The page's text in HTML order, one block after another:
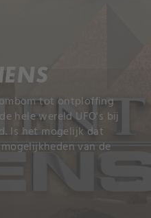
tot ontploffing
hele wereld UFO's bij
Is het mogelijk dat
van de